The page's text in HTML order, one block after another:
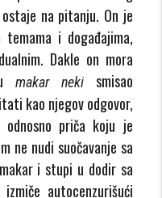
na pitanju. On je
i događajima,
Dakle on mora
umakar nekismisao
kao njegov odgovor,
priča koju je
ne nudi suočavanje sa
i stupi u dodir sa
autocenzurišući